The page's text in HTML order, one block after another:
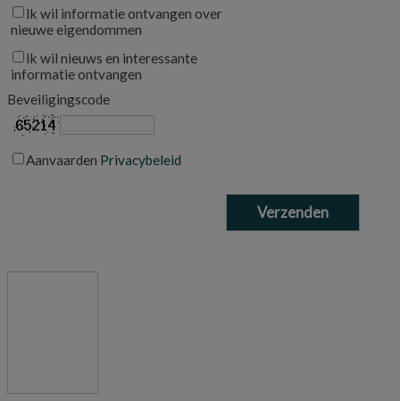
Ik wil informatie ontvangen over
nieuwe eigendommen
Ik wil nieuws en interessante
informatie ontvangen
Beveiligingscode
Aanvaarden Privacybeleid